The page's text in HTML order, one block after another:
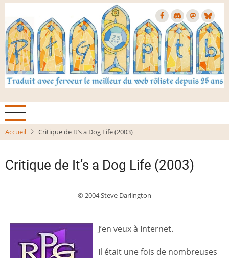
Aller
contenu
principal
Accueil Critique de It’s a Dog Life (2003)
Critique de It’s a Dog Life (2003)
© 2004 Steve Darlington
J’en veux à Internet.
Il était une fois de nombreuses